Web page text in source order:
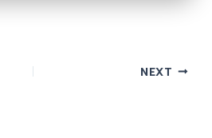
NEXT